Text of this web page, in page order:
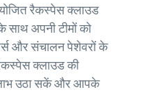
रैकस्पेस क्लाउड
साथ अपनी टीमों को
और संचालन पेशेवरों के
क्लाउड की
लाभ उठा सकें और आपके